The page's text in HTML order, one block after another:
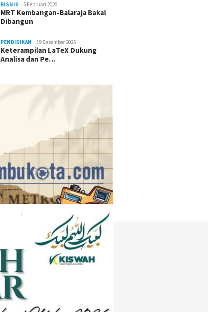
BISNIS 5 Februari 2026
MRT Kembangan-Balaraja Bakal
Dibangun
PENDIDIKAN 19 Desember 2025
Keterampilan LaTeX Dukung
Analisa dan Pe…
Instagram